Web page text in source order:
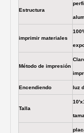
Estructura
imprimir materiales
Método de impresión
Encendiendo luz
Talla